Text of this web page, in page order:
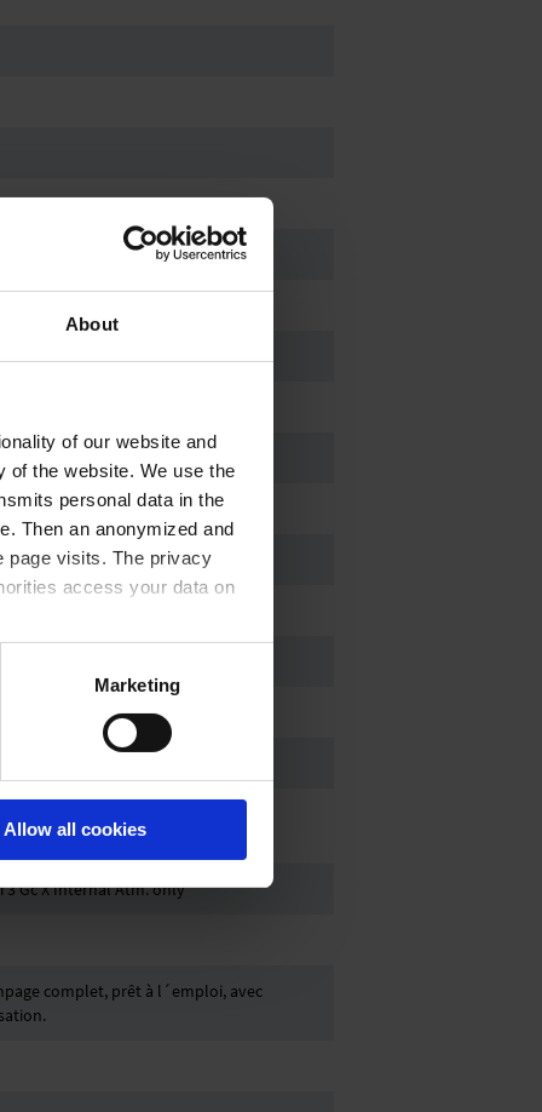
About
of our website and
of the website. We use the
personal data in the
Then an anonymized and
page visits. The privacy
access your data on
statement.
Marketing
Allow all cookies
mm
Gc X Internal Atm. only
complet, prêt à l´emploi, avec